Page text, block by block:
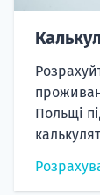
Польщі